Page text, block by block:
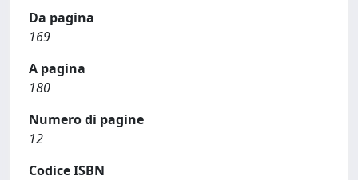
Da pagina
169
A pagina
180
Numero di pagine
12
Codice ISBN